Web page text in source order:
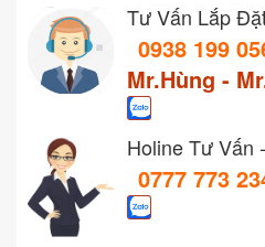
Tư Vấn Lắp
0938 199
Mr.Hùng -
Holine Tư Vấn
0777 773